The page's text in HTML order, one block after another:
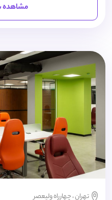
مشاهده
تهران ، چهارراه ولیعصر